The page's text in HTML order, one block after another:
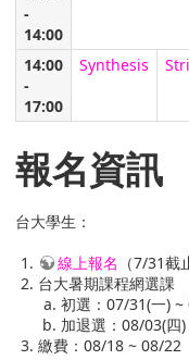
-
14:00
14:00
-
17:00
Synthesis
報名資訊
台大學生：
線上報名 （7/31截
台大暑期課程網選課
初選：07/31(一) ~
加退選：08/03(四
繳費：08/18 ~ 08/22